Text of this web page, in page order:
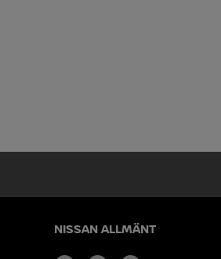
NISSAN ALLMÄNT